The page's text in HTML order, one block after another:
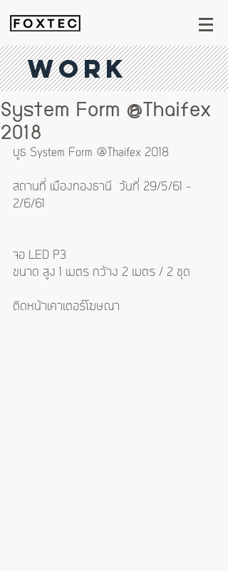
WORK
System Form @Thaifex
2018
บูธ System Form @Thaifex 2018
สถานที่ เมืองทองธานี  วันที่ 29/5/61 -
2/6/61
จอ LED P3
ขนาด สูง 1 เมตร กว้าง 2 เมตร / 2 ชุด
ติดหน้าเคาเตอร์โฆษณา